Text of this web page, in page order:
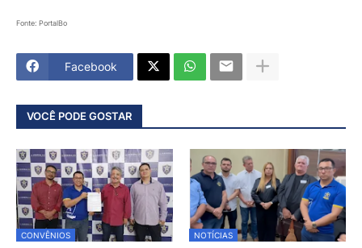
Fonte: PortalBo
Facebook
VOCÊ PODE GOSTAR
CONVÊNIOS NOTÍCIAS